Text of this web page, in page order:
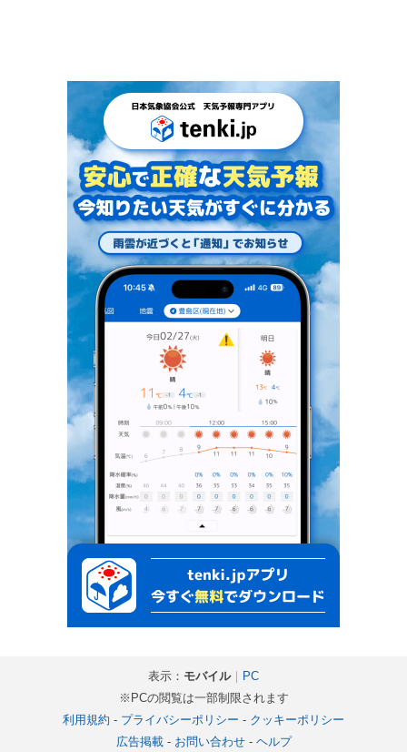
表示： モバイル｜ PC
※PCの閲覧は一部制限されます
利用規約 - プライバシーポリシー - クッキーポリシー
広告掲載- お問い合わせ- ヘルプ